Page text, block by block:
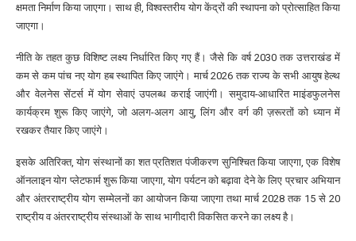
क्षमता निर्माण किया जाएगा। साथ ही, विश्वस्तरीय योग केंद्रों की स्थापना को प्रोत्साहित किया
जाएगा।
नीति के तहत कुछ विशिष्ट लक्ष्य निर्धारित किए गए हैं। जैसे कि वर्ष 2030 तक उत्तराखंड में
कम से कम पांच नए योग हब स्थापित किए जाएंगे। मार्च 2026 तक राज्य के सभी आयुष हेल्थ
और वेलनेस सेंटर्स में योग सेवाएं उपलब्ध कराई जाएंगी। समुदाय-आधारित माइंडफुलनेस
कार्यक्रम शुरू किए जाएंगे, जो अलग-अलग आयु, लिंग और वर्ग की ज़रूरतों को ध्यान में
रखकर तैयार किए जाएंगे।
इसके अतिरिक्त, योग संस्थानों का शत प्रतिशत पंजीकरण सुनिश्चित किया जाएगा, एक विशेष
ऑनलाइन योग प्लेटफार्म शुरू किया जाएगा, योग पर्यटन को बढ़ावा देने के लिए प्रचार अभियान
और अंतरराष्ट्रीय योग सम्मेलनों का आयोजन किया जाएगा तथा मार्च 2028 तक 15 से 20
राष्ट्रीय व अंतरराष्ट्रीय संस्थाओं के साथ भागीदारी विकसित करने का लक्ष्य है।